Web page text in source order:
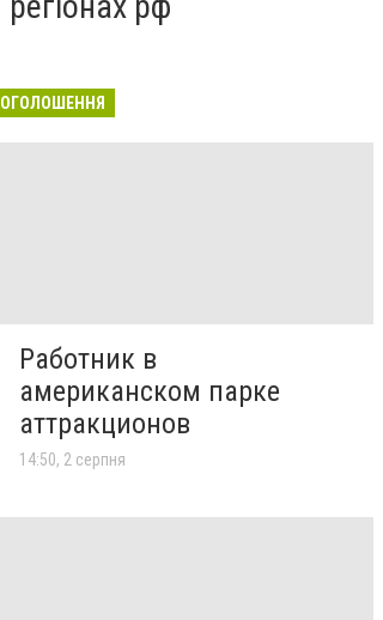
ОГОЛОШЕННЯ
Работник в
американском парке
аттракционов
14:50, 2 серпня